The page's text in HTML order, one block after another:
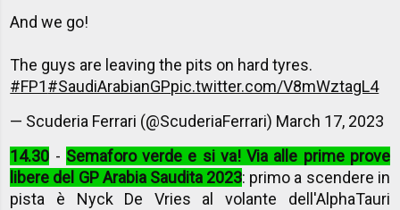
And we go!
The guys are leaving the pits on hard tyres.
#FP1#SaudiArabianGPpic.twitter.com/V8mWztagL4
— Scuderia Ferrari (@ScuderiaFerrari) March 17, 2023
14.30 - Semaforo verde e si va! Via alle prime prove
libere del GP Arabia Saudita 2023: primo a scendere in
pista è Nyck De Vries al volante dell'AlphaTauri